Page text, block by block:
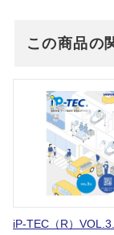
この商品の
iP-TEC（R）